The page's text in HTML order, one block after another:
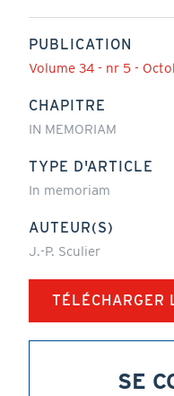
PUBLICATION
Volume 34 - nr 5 -
CHAPITRE
IN MEMORIAM
TYPE D'ARTICLE
In memoriam
AUTEUR(S)
J.-P. Sculier
TÉLÉCHARGER
SE